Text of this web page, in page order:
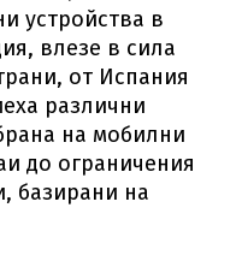
устройства в
влезе в сила
от Испания
различни
на мобилни
до ограничения
базирани на